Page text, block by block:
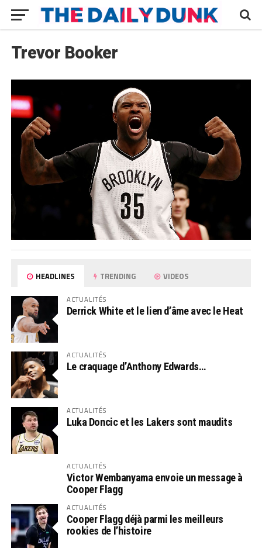
Trevor Booker
HEADLINES TRENDING VIDEOS
ACTUALITÉS
Derrick White et le lien d’âme avec le Heat
ACTUALITÉS
Le craquage d’Anthony Edwards…
ACTUALITÉS
Luka Doncic et les Lakers sont maudits
ACTUALITÉS
Victor Wembanyama envoie un message à
Cooper Flagg
ACTUALITÉS
Cooper Flagg déjà parmi les meilleurs
rookies de l’histoire